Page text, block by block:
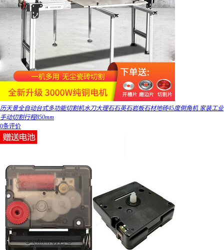
历天景全自动台式多功能切割机水刀大理石石英石岩板石材地砖45度倒角机 家装工业
手动切割行程850mm
0条评价